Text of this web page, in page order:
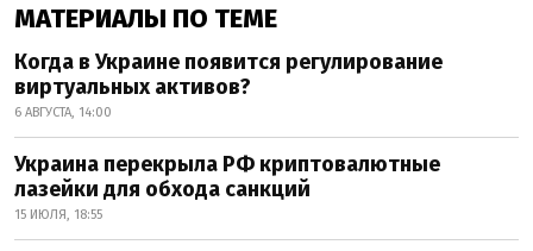
МАТЕРИАЛЫ ПО ТЕМЕ
Когда в Украине появится регулирование
виртуальных активов?
6 АВГУСТА, 14:00
Украина перекрыла РФ криптовалютные
лазейки для обхода санкций
15 ИЮЛЯ, 18:55